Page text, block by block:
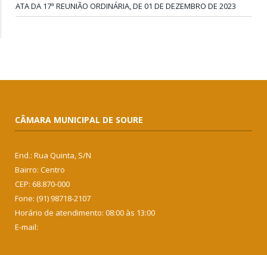
ATA DA 17ª REUNIÃO ORDINÁRIA, DE 01 DE DEZEMBRO DE 2023
CÂMARA MUNICIPAL DE SOURE
End.: Rua Quinta, S/N
Bairro: Centro
CEP: 68.870-000
Fone: (91) 98718-2107
Horário de atendimento: 08:00 às 13:00
E-mail: